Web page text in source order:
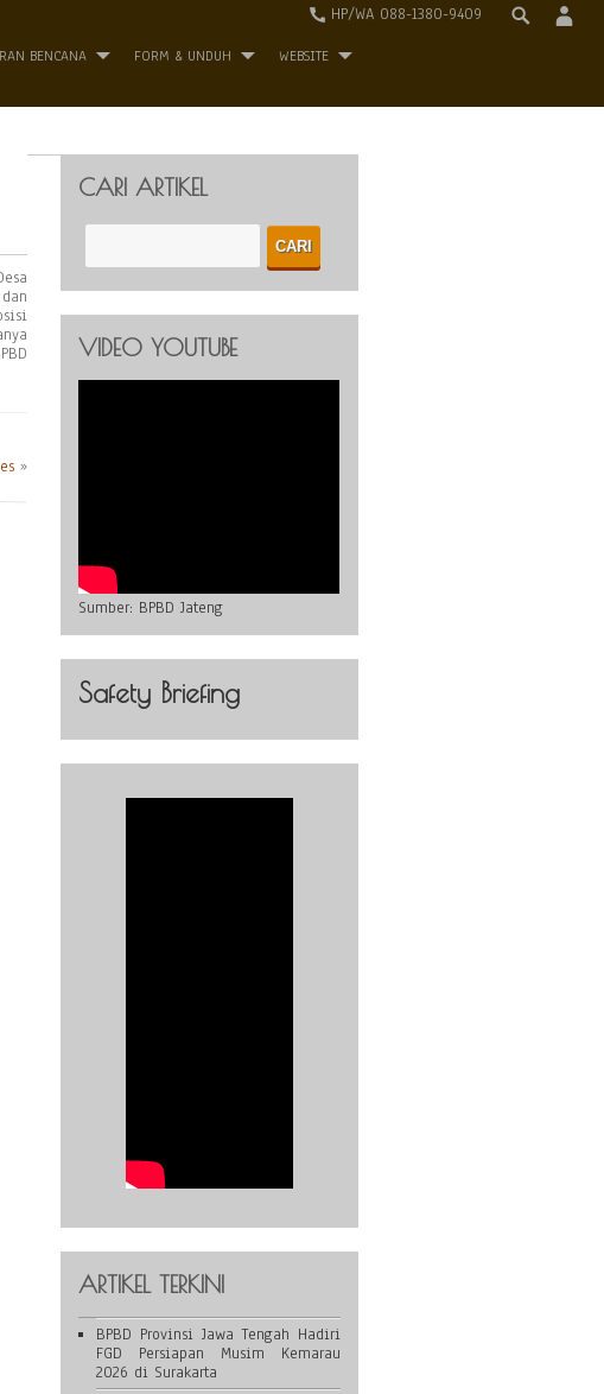
HP/WA 088-1380-9409
BENCANA FORM & UNDUH WEBSITE
»
CARI ARTIKEL
VIDEO YOUTUBE
Sumber: BPBD Jateng
Safety Briefing
ARTIKEL TERKINI
BPBD Provinsi Jawa Tengah Hadiri
FGD Persiapan Musim Kemarau
2026 di Surakarta